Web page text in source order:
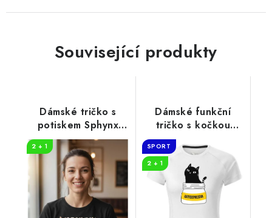
Související produkty
Dámské tričko s
potiskem Sphynx
mom
2 + 1
Dámské funkční
tričko s kočkou
ANTIDEPRESIVA
SPORT
2 + 1